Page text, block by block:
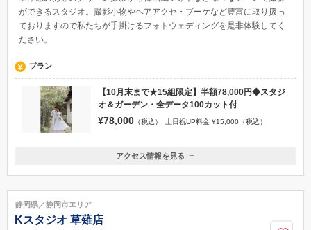
ができるスタジオ。撮影小物やヘアアクセ・ブーケなど豊富に取り扱っ
ておりますので私たちが手掛けるフォトウェディングを是非体験してく
ださい。
プラン
【10月末まで★15組限定】半額78,000円◆スタジ
オ＆ガーデン・全データ100カット付
¥78,000 （税込） 土日祝UP料金 ¥15,000（税込）
静岡県浜松市中央区田町328-2 高見ビル1階
053-451-7077
アクセス情報を見る
静岡県／静岡市エリア
Kスタジオ 草薙店